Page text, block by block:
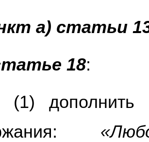
a) статьи
18:
(1) дополнить